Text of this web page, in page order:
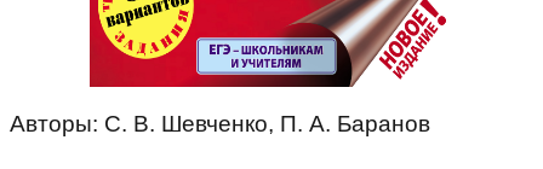
Авторы: С. В. Шевченко, П. А. Баранов